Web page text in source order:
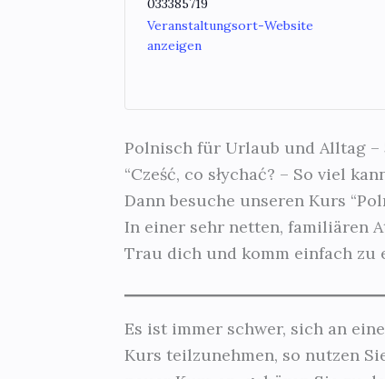
033385719
Veranstaltungsort-Website
anzeigen
Polnisch für Urlaub und Alltag
“Cześć, co słychać? – So viel
Dann besuche unseren Kurs
In einer sehr netten, familiären
Trau dich und komm einfach zu
Es ist immer schwer, sich an
Kurs teilzunehmen, so nutzen